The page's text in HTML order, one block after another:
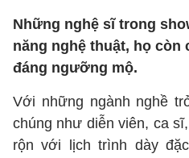
Những nghệ sĩ trong
năng nghệ thuật, họ còn
đáng ngưỡng mộ.
Với những ngành nghề
chúng như diễn viên, ca
rộn với lịch trình dày